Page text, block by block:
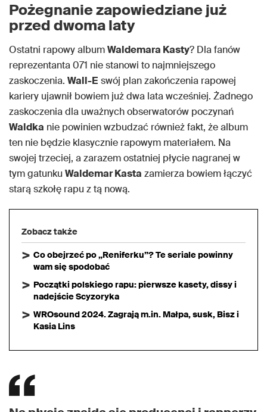
Pożegnanie zapowiedziane już
przed dwoma laty
Ostatni rapowy albumWaldemara Kasty? Dla fanów
reprezentanta 071 nie stanowi to najmniejszego
zaskoczenia. Wall-E swój plan zakończenia rapowej
kariery ujawnił bowiem już dwa lata wcześniej. Żadnego
zaskoczenia dla uważnych obserwatorów poczynań
Waldka nie powinien wzbudzać również fakt, że album
ten nie będzie klasycznie rapowym materiałem. Na
swojej trzeciej, a zarazem ostatniej płycie nagranej w
tym gatunku Waldemar Kasta zamierza bowiem łączyć
starą szkołę rapu z tą nową.
Zobacz także
Co obejrzeć po „Reniferku”? Te seriale powinny
wam się spodobać
Początki polskiego rapu: pierwsze kasety, dissy i
nadejście Scyzoryka
WROsound 2024. Zagrają m.in. Małpa, susk, Bisz i
Kasia Lins